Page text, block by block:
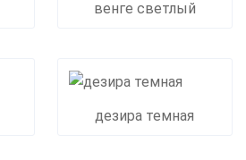
венге светлый
дезира темная